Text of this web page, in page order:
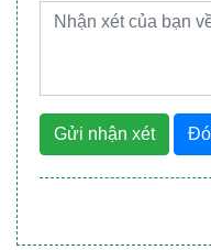
Gửi nhận xét